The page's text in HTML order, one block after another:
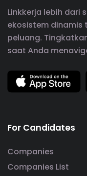
Linkkerja lebih dari
ekosistem
peluang.
saat Anda
For Candidates
Companies
Companies List